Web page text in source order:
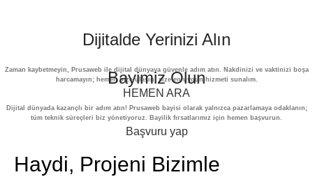
Dijitalde Yerinizi Alın
Zaman kaybetmeyin, Prusaweb ile dijital dünyaya güvenle adım atın. Nakdinizi ve vaktinizi boşa
harcamayın; hemen bize ulaşın, size en uygun hizmeti sunalım.
HEMEN ARA
Bayimiz Olun
Dijital dünyada kazançlı bir adım atın! Prusaweb bayisi olarak yalnızca pazarlamaya odaklanın;
tüm teknik süreçleri biz yönetiyoruz. Bayilik fırsatlarımız için hemen başvurun.
Başvuru yap
Haydi, Projeni Bizimle